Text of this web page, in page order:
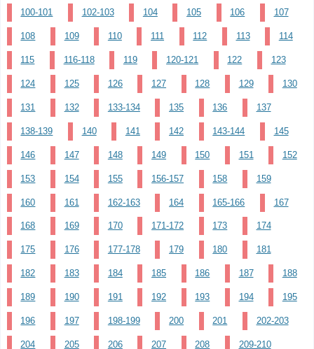
100-101 102-103 104 105 106 107
108 109 110 111 112 113 114
115 116-118 119 120-121 122 123
124 125 126 127 128 129 130
131 132 133-134 135 136 137
138-139 140 141 142 143-144 145
146 147 148 149 150 151 152
153 154 155 156-157 158 159
160 161 162-163 164 165-166 167
168 169 170 171-172 173 174
175 176 177-178 179 180 181
182 183 184 185 186 187 188
189 190 191 192 193 194 195
196 197 198-199 200 201 202-203
204 205 206 207 208 209-210